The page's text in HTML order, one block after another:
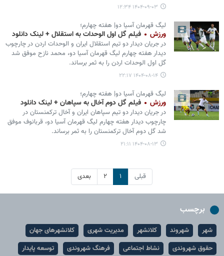
۱۴۰۴-۰۹-۰۳ ۱۲:۳۴
لیگ قهرمان آسیا دو| هفته چهارم؛
ورزش فیلم گل اول الوحدات به استقلال + لینک دانلود
در جریان دیدار دو تیم استقلال ایران و الوحدات اردن در چارچوب
دیدار هفته چهارم لیگ قهرمان آسیا دو، محمد نازح موفق شد
گل اول الوحدات اردن را به ثمر برساند.
۱۴۰۴-۰۸-۱۴ ۲۲:۱۷
لیگ قهرمان آسیا دو| هفته چهارم؛
ورزش فیلم گل دوم آخال به سپاهان + لینک دانلود
در جریان دیدار دو تیم سپاهان ایران و آخال ترکمنستان در
چارچوب دیدار هفته چهارم لیگ قهرمان آسیا دو، قربانوف موفق
شد گل دوم آخال ترکمنستان را به ثمر برساند.
۱۴۰۴-۰۸-۱۳ ۲۱:۱۱
قبلی ۱ ۲ بعدی
برچسب
شهر شهروند کلانشهر مدیریت شهری
کلانشهرهای جهان
حقوق شهروندی
نشاط اجتماعی فرهنگ شهروندی توسعه پایدار